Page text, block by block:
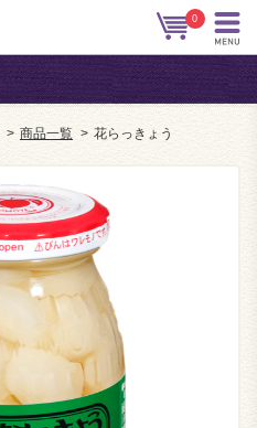
0
> 商品一覧 > 花らっきょう